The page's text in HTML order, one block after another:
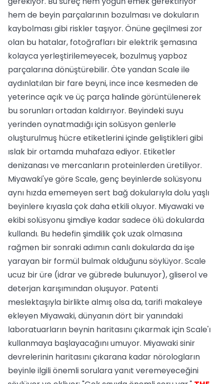
hem de beyin parçalarının bozulması ve dokuların
kaybolması gibi riskler taşıyor. Önüne geçilmesi zor
olan bu hatalar, fotoğrafları bir elektrik şemasına
kolayca yerleştirilemeyecek, bozulmuş yapboz
parçalarına dönüştürebilir. Öte yandan Scale ile
aydınlatılan bir fare beyni, ince ince kesmeden de
yeterince açık ve üç parça halinde görüntülenerek
bu sorunları ortadan kaldırıyor. Beyindeki suyu
yerinden oynatmadığı için solüsyon genlerle
oluşturulmuş hücre etiketlerini içinde geliştikleri gibi
ıslak bir ortamda muhafaza ediyor. Etiketler
denizanası ve mercanların proteinlerden üretiliyor.
Miyawaki'ye göre Scale, genç beyinlerde solüsyonu
aynı hızda ememeyen sert bağ dokularıyla dolu yaşlı
beyinlere kıyasla çok daha etkili oluyor. Miyawaki ve
ekibi solüsyonu şimdiye kadar sadece ölü dokularda
kullandı. Bu hedefin şimdilik çok uzak olmasına
rağmen bir sonraki adımın canlı dokularda da işe
yarayan bir formül bulmak olduğunu söylüyor. Scale
ucuz bir üre (idrar ve gübrede bulunuyor), gliserol ve
deterjan karışımından oluşuyor. Patenti
meslektaşıyla birlikte almış olsa da, tarifi makaleye
ekleyen Miyawaki, dünyanın dört bir yanındaki
laboratuarların beynin haritasını çıkarmak için Scale'ı
kullanmaya başlayacağını umuyor. Miyawaki sinir
devrelerinin haritasını çıkarana kadar nörologların
beyinle ilgili önemli sorulara yanıt veremeyeceğini